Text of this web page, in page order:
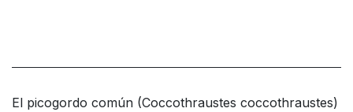
El picogordo común (Coccothraustes coccothraustes)​